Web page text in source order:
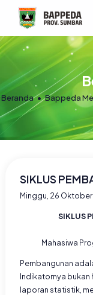
Beranda Bappeda
SIKLUS
Minggu, 26
SIKLUS
Mahasiwa
Pembangunan
Indikatornya bukan
laporan statistik,